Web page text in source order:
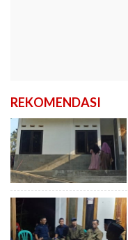
REKOMENDASI